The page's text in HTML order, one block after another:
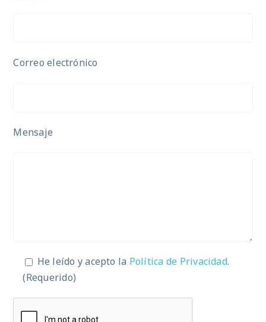
Correo electrónico
Mensaje
He leído y acepto la Política de Privacidad.
(Requerido)